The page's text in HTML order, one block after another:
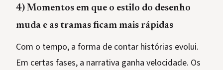
4) Momentos em que o estilo do desenho
muda e as tramas ficam mais rápidas
Com o tempo, a forma de contar histórias evolui.
Em certas fases, a narrativa ganha velocidade. Os